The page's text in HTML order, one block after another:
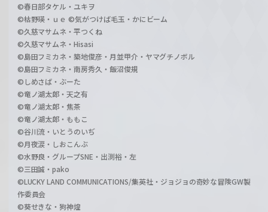
©春日部タケル・ユキヲ
©枯野瑛・ｕｅ ©気がつけば毛玉・かにビーム
©久慈マサムネ・平つくね
©久慈マサムネ・Hisasi
©島田フミカネ・築地俊彦・月並甲介・ヤマグチノボル
©島田フミカネ・南房秀久・飯沼俊規
©しめさば・ぶーた
©竜ノ湖太郎・天之有
©竜ノ湖太郎・焦茶
©竜ノ湖太郎・ももこ
©谷川流・いとうのいぢ
©月夜涙・しおこんぶ
©水野良・グループSNE・出渕裕・左
©三田誠・pako
©LUCKY LAND COMMUNICATIONS/集英社・ジョジョの奇妙な冒険GW製
作委員会
©葵せきな・狗神煌